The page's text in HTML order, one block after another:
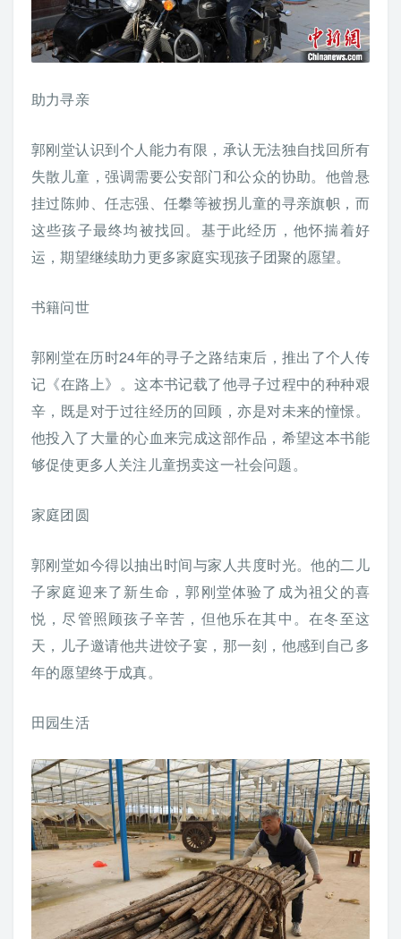
助力寻亲
郭刚堂认识到个人能力有限，承认无法独自找回所有
失散儿童，强调需要公安部门和公众的协助。他曾悬
挂过陈帅、任志强、任攀等被拐儿童的寻亲旗帜，而
这些孩子最终均被找回。基于此经历，他怀揣着好
运，期望继续助力更多家庭实现孩子团聚的愿望。
书籍问世
郭刚堂在历时24年的寻子之路结束后，推出了个人传
记《在路上》。这本书记载了他寻子过程中的种种艰
辛，既是对于过往经历的回顾，亦是对未来的憧憬。
他投入了大量的心血来完成这部作品，希望这本书能
够促使更多人关注儿童拐卖这一社会问题。
家庭团圆
郭刚堂如今得以抽出时间与家人共度时光。他的二儿
子家庭迎来了新生命，郭刚堂体验了成为祖父的喜
悦，尽管照顾孩子辛苦，但他乐在其中。在冬至这
天，儿子邀请他共进饺子宴，那一刻，他感到自己多
年的愿望终于成真。
田园生活